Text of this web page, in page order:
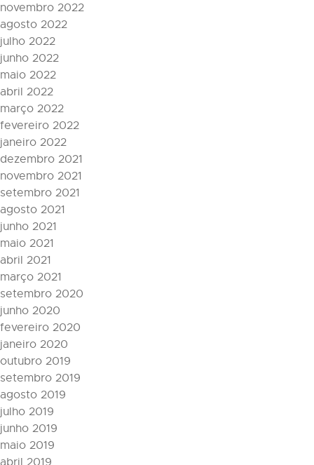
novembro 2022
agosto 2022
julho 2022
junho 2022
maio 2022
abril 2022
março 2022
fevereiro 2022
janeiro 2022
dezembro 2021
novembro 2021
setembro 2021
agosto 2021
junho 2021
maio 2021
abril 2021
março 2021
setembro 2020
junho 2020
fevereiro 2020
janeiro 2020
outubro 2019
setembro 2019
agosto 2019
julho 2019
junho 2019
maio 2019
abril 2019